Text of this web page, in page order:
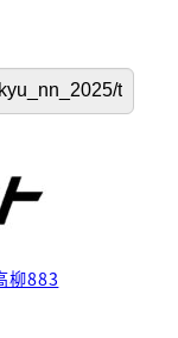
柳883